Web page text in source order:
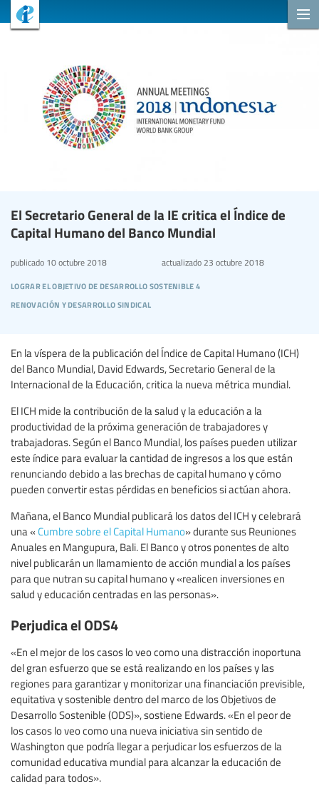
El Secretario General de la IE critica el Índice de
Capital Humano del Banco Mundial
lograr el objetivo de desarrollo sostenible 4
renovación y desarrollo sindical
publicado 10 octubre 2018 actualizado23 octubre 2018
En la víspera de la publicación del Índice de Capital Humano (ICH)
del Banco Mundial, David Edwards, Secretario General de la
Internacional de la Educación, critica la nueva métrica mundial.
El ICH mide la contribución de la salud y la educación a la
productividad de la próxima generación de trabajadores y
trabajadoras. Según el Banco Mundial, los países pueden utilizar
este índice para evaluar la cantidad de ingresos a los que están
renunciando debido a las brechas de capital humano y cómo
pueden convertir estas pérdidas en beneficios si actúan ahora.
Mañana, el Banco Mundial publicará los datos del ICH y celebrará
una « Cumbre sobre el Capital Humano» durante sus Reuniones
Anuales en Mangupura, Bali. El Banco y otros ponentes de alto
nivel publicarán un llamamiento de acción mundial a los países
para que nutran su capital humano y «realicen inversiones en
salud y educación centradas en las personas».
Perjudica el ODS4
«En el mejor de los casos lo veo como una distracción inoportuna
del gran esfuerzo que se está realizando en los países y las
regiones para garantizar y monitorizar una financiación previsible,
equitativa y sostenible dentro del marco de los Objetivos de
Desarrollo Sostenible (ODS)», sostiene Edwards. «En el peor de
los casos lo veo como una nueva iniciativa sin sentido de
Washington que podría llegar a perjudicar los esfuerzos de la
comunidad educativa mundial para alcanzar la educación de
calidad para todos».